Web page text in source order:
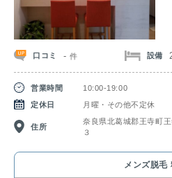
口コミ -件 設備
営業時間
10:00-19:00
定休日
月曜・その他不定休
住所
奈良県北葛城郡王寺町
３
メンズ脱毛